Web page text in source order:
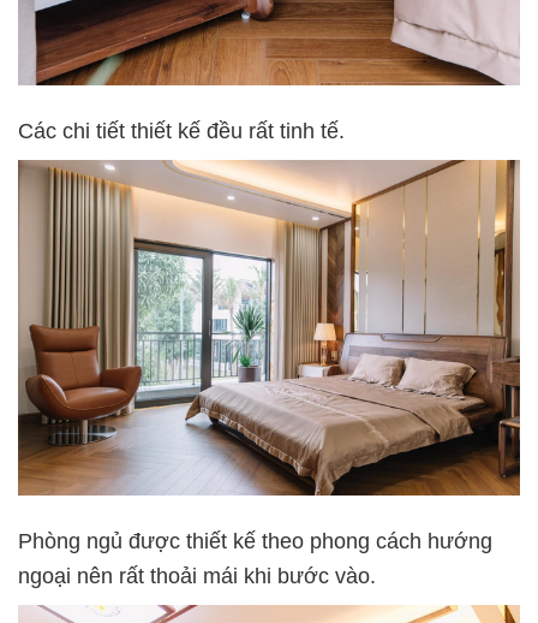
Các chi tiết thiết kế đều rất tinh tế.
Phòng ngủ được thiết kế theo phong cách hướng
ngoại nên rất thoải mái khi bước vào.